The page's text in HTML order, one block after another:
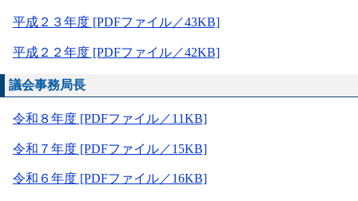
平成２３年度 [PDFファイル／43KB]
平成２２年度 [PDFファイル／42KB]
議会事務局長
令和８年度 [PDFファイル／11KB]
令和７年度 [PDFファイル／15KB]
令和６年度 [PDFファイル／16KB]